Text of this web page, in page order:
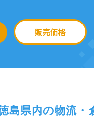
販売価格
島県内の物流・